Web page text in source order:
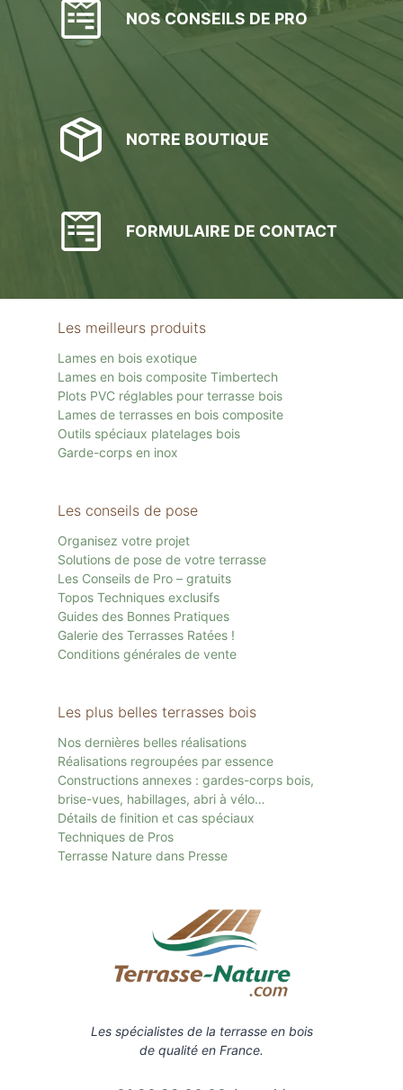
NOS CONSEILS DE PRO
NOTRE BOUTIQUE
FORMULAIRE DE CONTACT
Les meilleurs produits
Lames en bois exotique
Lames en bois composite Timbertech
Plots PVC réglables pour terrasse bois
Lames de terrasses en bois composite
Outils spéciaux platelages bois
Garde-corps en inox
Les conseils de pose
Organisez votre projet
Solutions de pose de votre terrasse
Les Conseils de Pro – gratuits
Topos Techniques exclusifs
Guides des Bonnes Pratiques
Galerie des Terrasses Ratées !
Conditions générales de vente
Les plus belles terrasses bois
Nos dernières belles réalisations
Réalisations regroupées par essence
Constructions annexes : gardes-corps bois,
brise-vues, habillages, abri à vélo…
Détails de finition et cas spéciaux
Techniques de Pros
Terrasse Nature dans Presse
Les spécialistes de la terrasse en bois
de qualité en France.